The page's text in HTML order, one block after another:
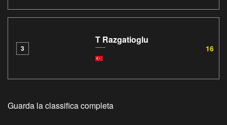
3
T Razgatioglu
16
Guarda la classifica completa